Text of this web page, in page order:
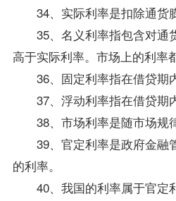
34、实际利率是扣除通货膨
35、名义利率指包含对通
高于实际利率。市场上的利率
36、固定利率指在借贷期内
37、浮动利率指在借贷期内
38、市场利率是随市场规律
39、官定利率是政府金融
的利率。
40、我国的利率属于官定